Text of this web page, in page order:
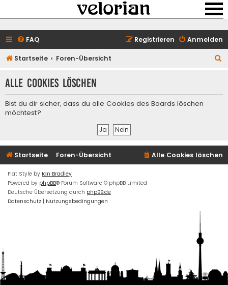
FAQ Anmelden
Registrieren
Startseite Foren-Übersicht
h
Alle Cookies löschen
Bist du dir sicher, dass du alle Cookies des Boards löschen
möchtest?
Startseite Foren-Übersicht Alle Cookies löschen
Flat Style by Ian Bradley
Powered by phpBB® Forum Software © phpBB Limited
Deutsche Übersetzung durch phpBB.de
Datenschutz | Nutzungsbedingungen